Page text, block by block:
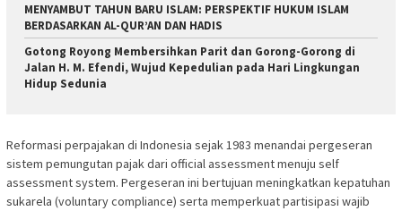
MENYAMBUT TAHUN BARU ISLAM: PERSPEKTIF HUKUM ISLAM
BERDASARKAN AL-QUR’AN DAN HADIS
Gotong Royong Membersihkan Parit dan Gorong-Gorong di
Jalan H. M. Efendi, Wujud Kepedulian pada Hari Lingkungan
Hidup Sedunia
Reformasi perpajakan di Indonesia sejak 1983 menandai pergeseran
sistem pemungutan pajak dari official assessment menuju self
assessment system. Pergeseran ini bertujuan meningkatkan kepatuhan
sukarela (voluntary compliance) serta memperkuat partisipasi wajib